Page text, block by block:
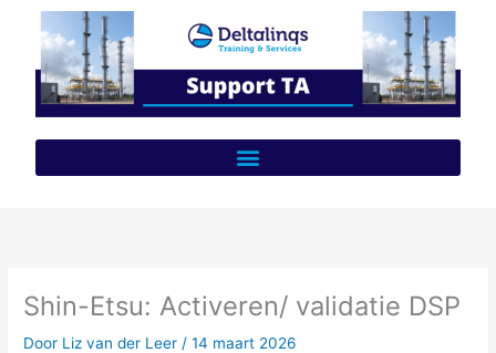
inhoud
Shin-Etsu: Activeren/ validatie DSP
Door Liz van der Leer /14 maart 2026